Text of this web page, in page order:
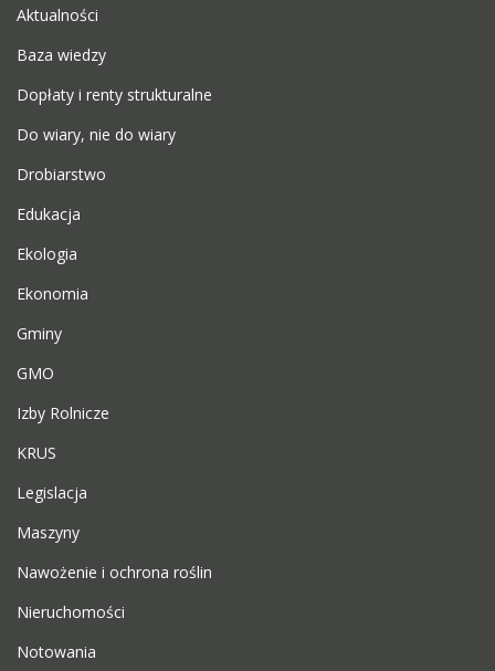
Aktualności
Baza wiedzy
Dopłaty i renty strukturalne
Do wiary, nie do wiary
Drobiarstwo
Edukacja
Ekologia
Ekonomia
Gminy
GMO
Izby Rolnicze
KRUS
Legislacja
Maszyny
Nawożenie i ochrona roślin
Nieruchomości
Notowania